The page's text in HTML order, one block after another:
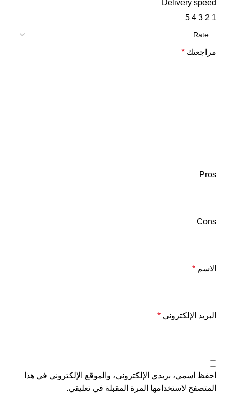
Delivery speed
1
2
3
4
5
مراجعتك *
Pros
Cons
الاسم *
البريد الإلكتروني *
احفظ اسمي، بريدي الإلكتروني، والموقع الإلكتروني في هذا
المتصفح لاستخدامها المرة المقبلة في تعليقي.